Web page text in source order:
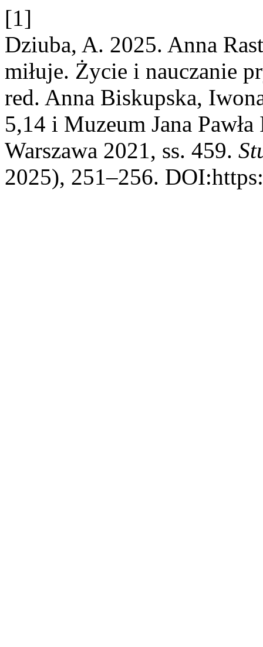
[1]
Dziuba, A. 2025. Anna
miłuje. Życie i nauczanie
red. Anna Biskupska,
5,14 i Muzeum Jana
Warszawa 2021, ss. 459.
2025), 251–256.